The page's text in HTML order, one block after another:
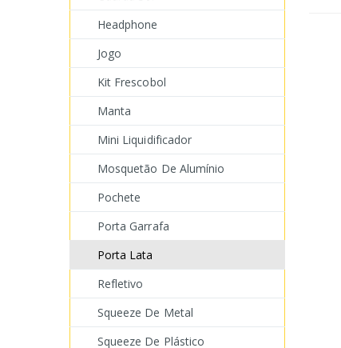
Headphone
Jogo
Kit Frescobol
Manta
Mini Liquidificador
Mosquetão De Alumínio
Pochete
Porta Garrafa
Porta Lata
Refletivo
Squeeze De Metal
Squeeze De Plástico